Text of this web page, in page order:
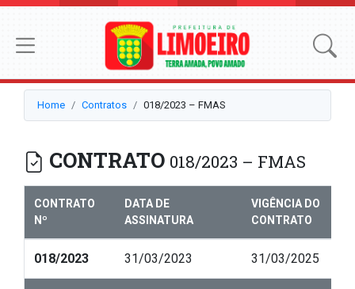
Home Contratos 018/2023 – FMAS
CONTRATO 018/2023 – FMAS
CONTRATO
Nº
DATA DE
ASSINATURA
VIGÊNCIA DO
CONTRATO
018/2023 31/03/2023 31/03/2025